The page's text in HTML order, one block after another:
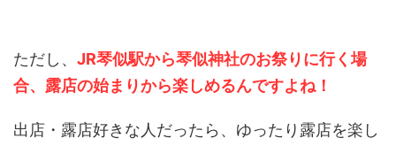
ただし、 JR琴似駅から琴似神社のお祭りに行く場
合、露店の始まりから楽しめるんですよね！
出店・露店好きな人だったら、ゆったり露店を楽し